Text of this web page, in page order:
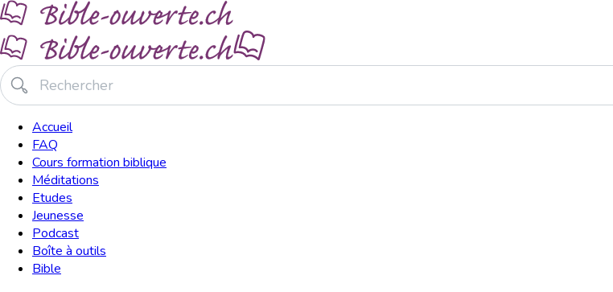
Accueil
FAQ
Cours formation biblique
Méditations
Etudes
Jeunesse
Podcast
Boîte à outils
Bible